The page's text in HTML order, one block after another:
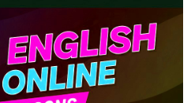
yayınlanan yazı, haber ve
Mega Ajans ve Rek. Tic. A.Ş'ye
gösterilerek dahi